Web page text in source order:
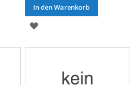
In den Warenkorb
ZUR